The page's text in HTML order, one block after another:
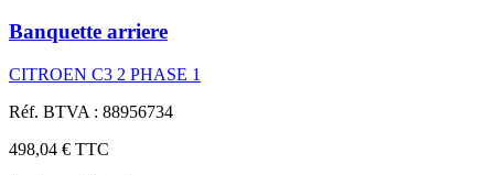
Banquette arriere
CITROEN C3 2 PHASE 1
Réf. BTVA : 88956734
498,04 € TTC